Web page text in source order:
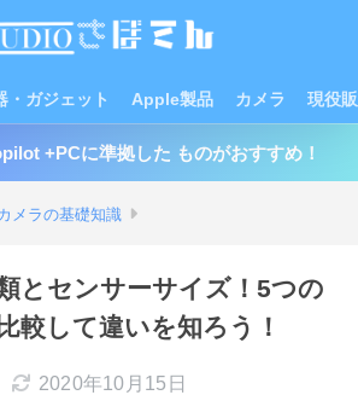
・ガジェット Apple製品 カメラ 現役
+PCに準拠した ものがおすすめ！
メラの基礎知識
とセンサーサイズ！5つの
較して違いを知ろう！
2020年10月15日